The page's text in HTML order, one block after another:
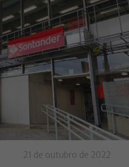
21 de outubro de 2022